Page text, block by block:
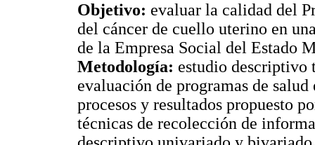
Objetivo: evaluar la calidad del
del cáncer de cuello uterino en
de la Empresa Social del Estado
Metodología: estudio descriptivo
evaluación de programas de
procesos y resultados propuesto
técnicas de recolección de